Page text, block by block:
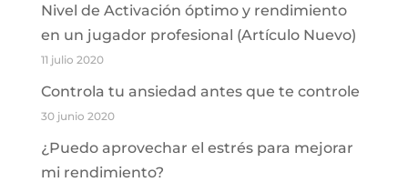
Nivel de Activación óptimo y rendimiento
en un jugador profesional (Artículo Nuevo)
11 julio 2020
Controla tu ansiedad antes que te controle
30 junio 2020
¿Puedo aprovechar el estrés para mejorar
mi rendimiento?